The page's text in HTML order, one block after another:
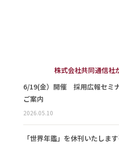
株式会社共同通信社
6/19(金）開催 採用広報セミ
ご案内
2026.05.10
「世界年鑑」を休刊いたします